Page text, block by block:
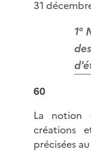
31
1°
60
La notion
créations
précisées au